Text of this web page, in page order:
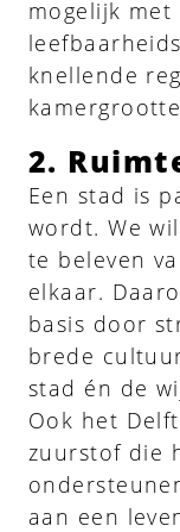
mogelijk
knellende
2.
Een stad is
wordt. We
te beleven
elkaar.
basis door
brede
stad én de
Ook het
zuurstof die
aan een